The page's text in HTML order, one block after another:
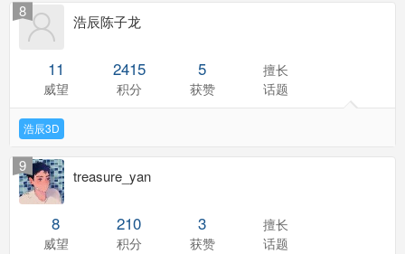
浩辰陈子龙
8
11
威望
2415
积分
5
获赞
擅长
话题
浩辰3D
treasure_yan
9
8
威望
210
积分
3
获赞
擅长
话题